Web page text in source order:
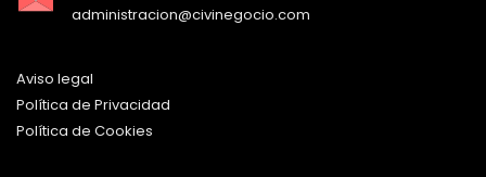
administracion@civinegocio.com
Aviso legal
Política de Privacidad
Política de Cookies